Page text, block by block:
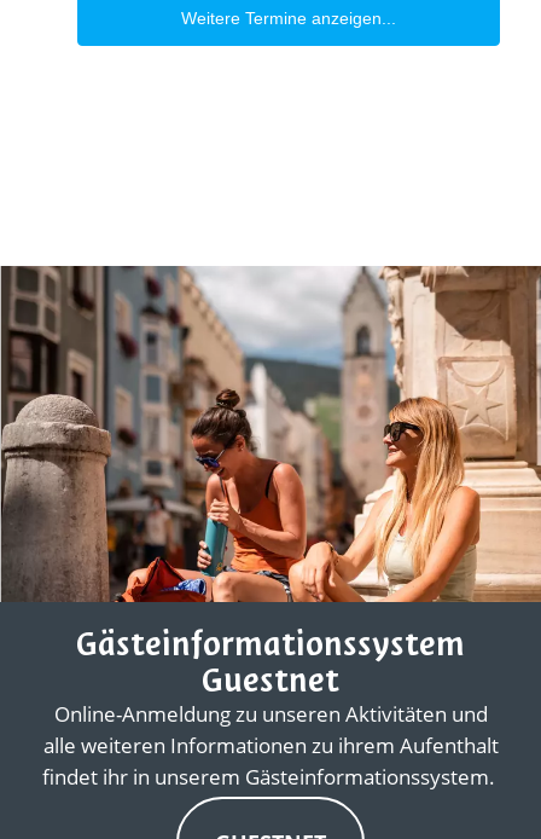
Gästeinformationssystem
Guestnet
Online-Anmeldung zu unseren Aktivitäten und
alle weiteren Informationen zu ihrem Aufenthalt
findet ihr in unserem Gästeinformationssystem.